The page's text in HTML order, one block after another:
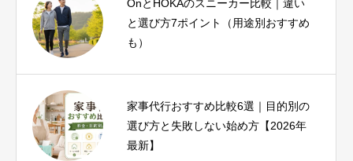
OnとHOKAのスニーカー比較｜違い
と選び方7ポイント（用途別おすすめ
も）
家事代行おすすめ比較6選｜目的別の
選び方と失敗しない始め方【2026年
最新】
ピラティス資格おすすめ比較｜種
類・費用・期間と失敗しない選び方
iPhone17eとiPhoneSE3を比較｜SE3
ユーザーが1分で結論を出せる診断つ
き